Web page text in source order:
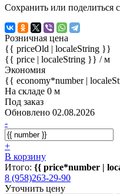
Сохранить или поделиться
Розничная цена
{{ priceOld | localeString }}
{{ price | localeString }} / м
Экономия
{{ economy*number |
На складе 0 м
Под заказ
Обновлено 02.08.2026
-
+
В корзину
Итого: {{ price*number |
8 (958)263-29-90
Уточнить цену